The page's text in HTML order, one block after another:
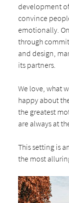
development
convince
emotionally.
through
and design,
its partners.
We love, what
happy about
the greatest
are always at
This setting is
the most